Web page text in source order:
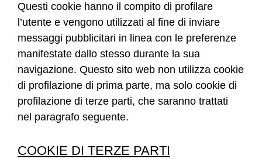
Questi cookie hanno il compito di profilare
l’utente e vengono utilizzati al fine di inviare
messaggi pubblicitari in linea con le preferenze
manifestate dallo stesso durante la sua
navigazione. Questo sito web non utilizza cookie
di profilazione di prima parte, ma solo cookie di
profilazione di terze parti, che saranno trattati
nel paragrafo seguente.
COOKIE DI TERZE PARTI